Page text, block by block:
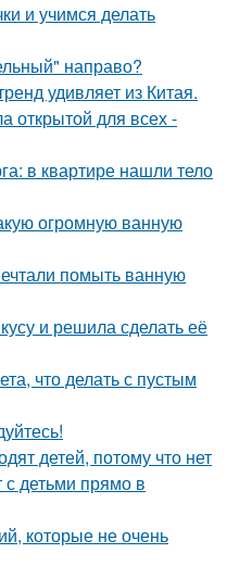
и учимся делать
направо?
удивляет из Китая.
открытой для всех -
в квартире нашли тело
огромную ванную
помыть ванную
и решила сделать её
что делать с пустым
детей, потому что нет
детьми прямо в
которые не очень